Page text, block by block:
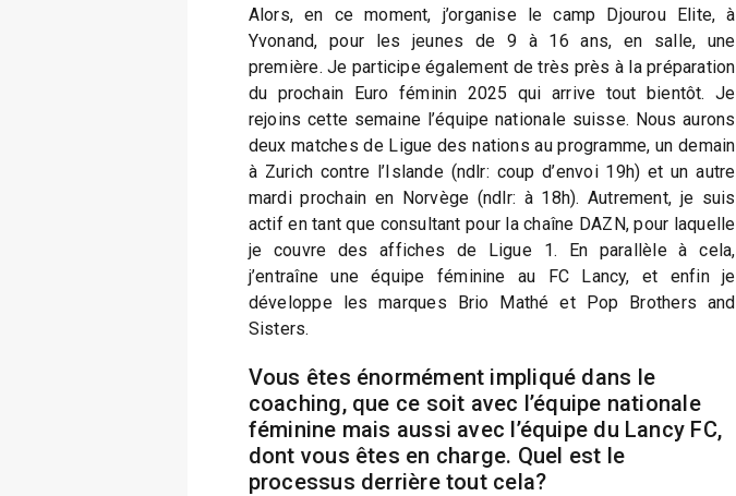
Alors, en ce moment, j’organise le camp Djourou Elite, à
Yvonand, pour les jeunes de 9 à 16 ans, en salle, une
première. Je participe également de très près à la préparation
du prochain Euro féminin 2025 qui arrive tout bientôt. Je
rejoins cette semaine l’équipe nationale suisse. Nous aurons
deux matches de Ligue des nations au programme, un demain
à Zurich contre l’Islande (ndlr: coup d’envoi 19h) et un autre
mardi prochain en Norvège (ndlr: à 18h). Autrement, je suis
actif en tant que consultant pour la chaîne DAZN, pour laquelle
je couvre des affiches de Ligue 1. En parallèle à cela,
j’entraîne une équipe féminine au FC Lancy, et enfin je
développe les marques Brio Mathé et Pop Brothers and
Sisters.
Vous êtes énormément impliqué dans le
coaching, que ce soit avec l’équipe nationale
féminine mais aussi avec l’équipe du Lancy FC,
dont vous êtes en charge. Quel est le
processus derrière tout cela?